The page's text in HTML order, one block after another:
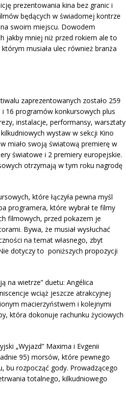
prezentowania kina bez granic i
będących w świadomej kontrze
swoim miejscu. Dowodem
jakby mniej niż przed rokiem ale to
musiała ulec również branża
zaprezentowanych zostało 259
16 programów konkursowych plus
instalacje, performansy, warsztaty
wystaw w sekcji Kino
miało swoją światową premierę w
światowe i 2 premiery europejskie.
otrzymają w tym roku nagrodę
które łączyła pewna myśl
programera, które wybrał te filmy
filmowych, przed pokazem je
Bywa, że musiał wysłuchać
na temat własnego, zbyt
dotyczy to poniższych propozycji
na wietrze” duetu: Angélica
wciąż jeszcze atrakcyjnej
macierzyństwem i kolejnymi
która dokonuje rachunku życiowych
„Wyjazd” Maxima i Evgenii
95) morsów, które pewnego
bu rozpocząć gody. Prowadzącego
totalnego, kilkudniowego